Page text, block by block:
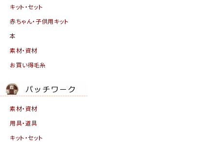
キット・セット
赤ちゃん・子供用キット
本
素材・資材
お買い得毛糸
素材・資材
用具・道具
キット・セット